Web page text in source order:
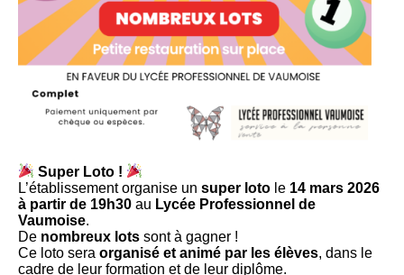
Super Loto !
L’établissement organise un super loto le 14 mars 2026
à partir de 19h30 au Lycée Professionnel de
Vaumoise.
De nombreux lots sont à gagner !
Ce loto sera organisé et animé par les élèves, dans le
cadre de leur formation et de leur diplôme.